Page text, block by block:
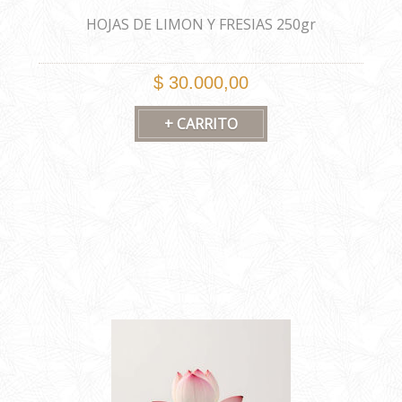
HOJAS DE LIMON Y FRESIAS 250gr
$ 30.000,00